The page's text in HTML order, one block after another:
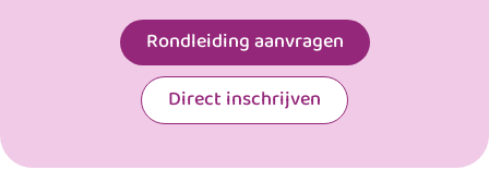
Rondleiding aanvragen
Direct inschrijven